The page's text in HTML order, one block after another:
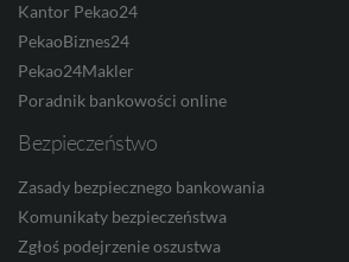
Kantor Pekao24
PekaoBiznes24
Pekao24Makler
Poradnik bankowości online
Bezpieczeństwo
Zasady bezpiecznego bankowania
Komunikaty bezpieczeństwa
Zgłoś podejrzenie oszustwa